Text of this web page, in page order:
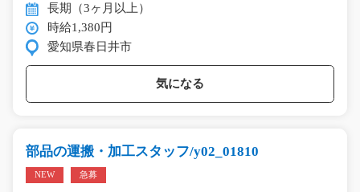
長期（3ヶ月以上）
時給1,380円
愛知県春日井市
気になる
部品の運搬・加工スタッフ/y02_01810
NEW 急募